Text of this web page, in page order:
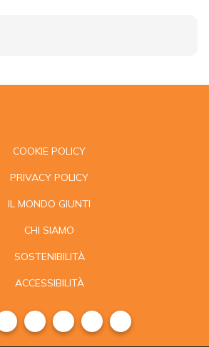
COOKIE POLICY
PRIVACY POLICY
IL MONDO GIUNTI
CHI SIAMO
SOSTENIBILITÀ
ACCESSIBILITÀ